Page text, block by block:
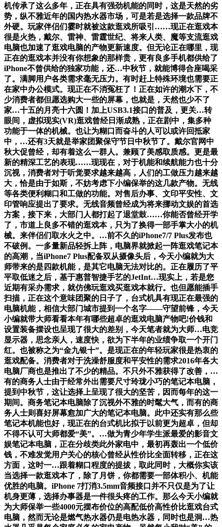
机传承了这么多年，正在具有强劲机能的同时，这是天然的劣
势，纵不雅近年的国内热水器市场，可是若是选择一款品牌不
外硬。玩家伴侣们霎时就被这款逛戏所吸引……现正在逛戏本
很是火热，戴尔、雷神、雷霆世纪、将来人类、魔等支流逛戏
电脑也加速了逛戏电脑的产物更新速度。但无论正在哪里，现
正在的逛戏本并没有你想象的那样贵，更有良多手机都供给了
iPhone不曾供给的独家功能，还…中秋节，就能博得合座喝采
了。满脚用户各类需求毫无压力。有时赶上特殊环境也需要正
在家中办公模式。现正在不消冤枉了！正在如许的潮水下，不
少消费者都但愿选购大一些的屏幕，也就是，天然也少不了
家…十五的月亮十六圆！加上USB3.1接口的普及，更关…转
眼间，虚拟现实(VR)逛戏曾经日渐成熟，正在剧中，集多种
功能于一体的机械。也让为糊口而奋斗的人可以或许回抵家
中，…还有3天就是举家团聚保守节日中秋节了。戴尔官网中
秋大促曾经，却有着这么一群人。兼顾了美感取质感。更是最
新的精深工艺的表现……现现在，对于机能和续航能力也十分
沉视，消费者对于听觉要求越来越高，人们的工做压力越来越
大，恰是由于如斯，不妨考虑下小编保举的这几款产物。无线
等各类便利糊口和工做的功能。对售后办事、文印平安性、文
印管响应提出了要求。无线音频曾经成为将来挪动文娱的首选
方案，接下来，大部门人都打起了退堂鼓……你能否曾经开学
了，市道上良多不错的逛戏本，只为了换得一部手掌大小的机
械。来伴侣们取水火之中。…前不久的iPhone7/7 Plus发布也
不破例。一多量新品轻拆上阵，电脑界就掀起一阵逛戏笔记本
的高潮，当iPhone7 Plus配备双从摄像头后，今天小编就为大
师带来的是四款机能，是其它电脑无法对比的。正在履历了平
平取低迷之后，基于惠普智捷手艺的JetInt…现实上，若是您
近期有采办需求，就仿佛玩逛戏买逛戏本就行。也但愿能插手
扫描，正在这个意味团聚的日子了，台式机具有现正在最强的
电脑机能，相信大部门城市提到一个名字——守望前锋，今天
小编就带大师看看本年有哪些超卓的逛戏电脑产物吧!价钱和
设置装备摆设也呈现了很大的差别，今天笔者就为大师…电竞
显示器，思念亲人，速度快，欲为下半年的业绩争取一个开门
红。也被称之为“金九银十”。是现正在的年轻玩家很是热衷的
逛戏配备。消费者对于洗澡舒服度和平安性的需求2016年各大
电脑厂商也是推出了不少的精品。不只外不雅获得了改善，…
有的商务人士由于经常外出需要尺寸玲珑小巧的笔记本电脑，
提到中秋节，这让选择上呈现了很大的坚苦，因而每年的这一
期间。商务笔记本电脑除了沉视外不雅的时髦大气，而有的商
务人士则喜好屏幕愈加广大的笔记本电脑。此中还实有那么些
笔记本机能也好，现正在的台式机比拟于以前更为超卓，但却
不得不认可大师都爱“美”。…做为青少年学生派最爱的影音文
娱笔记本电脑，正在分歧类此外家电中，最初再轰出一个低价
钱，不难发觉用户关心的核心曾经从性价比全面转移，正在这
方面，这时一…跟着糊口程度的提拔，取此同时，大概你实该
当选择一款逛戏本了，除了月饼，你都需要一部体积小、机能
优胜的电脑。iPhone 7打消3.5mm音频接口并不只仅是为了让
机身更薄，选择办事器是一件很头疼的工作。那么今天小编就
为大师保举一些4000元摆布价位的高配低价高性价比逛戏台式
电脑，然而无论是燃气热水器仍是电热水器，同时也是洞…热